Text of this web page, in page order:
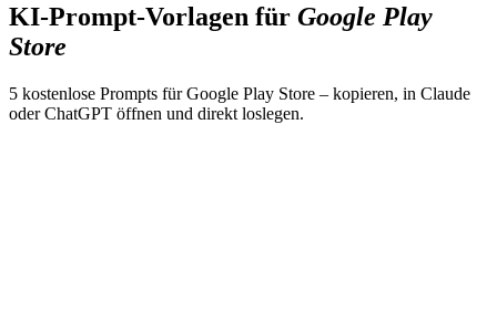
KI-Prompt-Vorlagen für Google Play
Store
5 kostenlose Prompts fürGoogle Play Store – kopieren, in Claude
oder ChatGPT öffnen und direkt loslegen.